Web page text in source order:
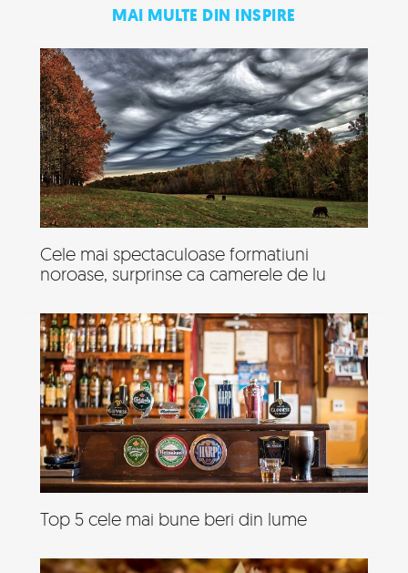
MAI MULTE DIN INSPIRE
Cele mai spectaculoase formatiuni
noroase, surprinse ca camerele de lu
Top 5 cele mai bune beri din lume